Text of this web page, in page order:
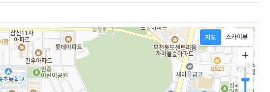
페
지
주
소
복
사
네
워
공
유
보
기